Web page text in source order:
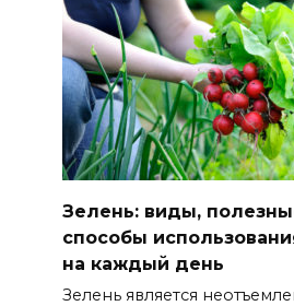
Зелень: виды,
способы
на каждый день
Зелень является